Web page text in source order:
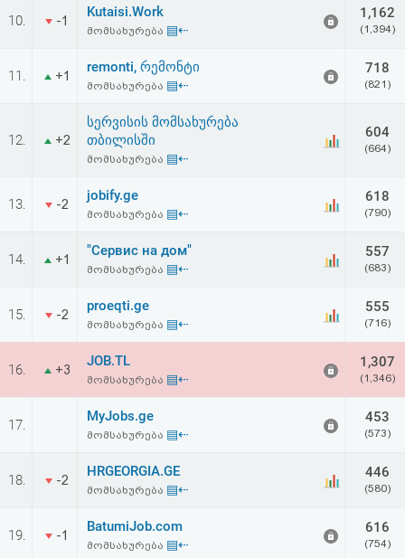
უარყოფა
10. -1
Kutaisi.Work
მომსახურება ▤⇠
1,162
(1,394)
11. +1
remonti, რემონტი
მომსახურება ▤⇠
718
(821)
12. +2
სერვისის მომსახურება
თბილისში
მომსახურება ▤⇠
604
(664)
13. -2
jobify.ge
მომსახურება ▤⇠
618
(790)
14. +1
"Сервис на дом"
მომსახურება ▤⇠
557
(683)
15. -2
proeqti.ge
მომსახურება ▤⇠
555
(716)
16. +3
JOB.TL
მომსახურება ▤⇠
1,307
(1,346)
17.
MyJobs.ge
მომსახურება ▤⇠
453
(573)
18. -2
HRGEORGIA.GE
მომსახურება ▤⇠
446
(580)
19. -1
BatumiJob.com
მომსახურება ▤⇠
616
(754)